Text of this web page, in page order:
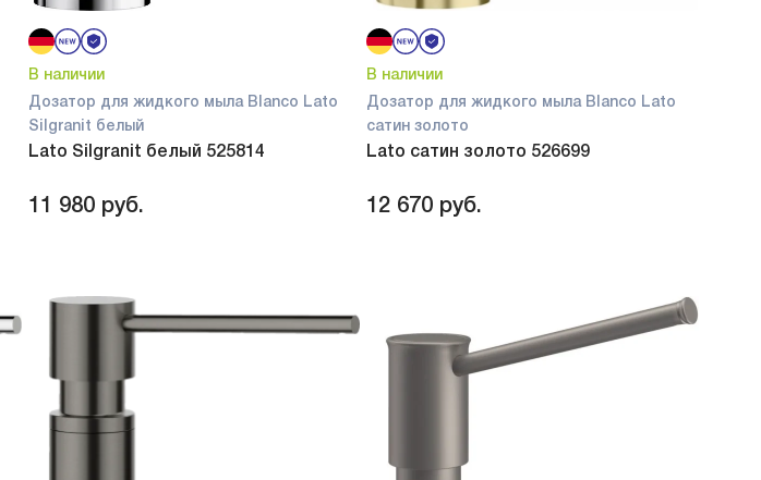
В наличии
Дозатор для жидкого мыла Blanco Lato
Silgranit белый
Lato Silgranit белый 525814
11 980 руб.
В наличии
Дозатор для жидкого мыла Blanco Lato
сатин золото
Lato сатин золото 526699
12 670 руб.